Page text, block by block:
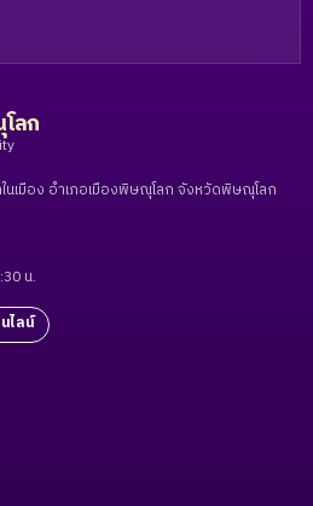
ลก
นเมือง อำเภอเมืองพิษณุโลก จังหวัดพิษณุโลก
น.
ไลน์